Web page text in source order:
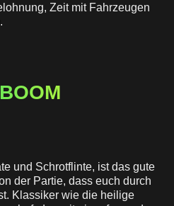
Zeit mit Fahrzeugen
und Schrotflinte, ist das gute
der Partie, dass euch durch
Klassiker wie die heilige